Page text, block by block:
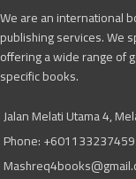
We are an international
publishing services. We
offering a wide range of
specific books.
Jalan Melati Utama 4,
Phone: +601133237459